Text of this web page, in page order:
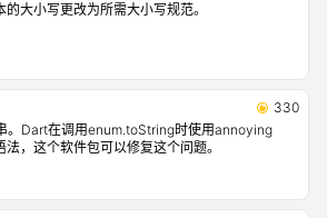
的大小写更改为所需大小写规范。
330
。Dart在调用enum.toString时使用annoying
，这个软件包可以修复这个问题。